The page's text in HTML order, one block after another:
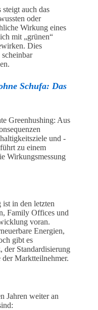
auch das
oder
Wirkung eines
mit „grünen“
Dies
Schufa: Das
Greenhushing: Aus
und -
zu einem
Wirkungsmessung
in den letzten
Family Offices und
voran.
Energien,
gibt es
der Standardisierung
Marktteilnehmer.
Jahren weiter an